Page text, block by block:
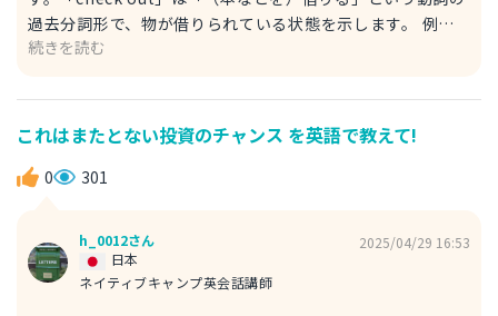
過去分詞形で、物が借りられている状態を示します。 例文
Excuse me, is this book available? - I'm sorry, it's
か？ - 申し訳ありません、現在貸し出し中です。 ・
available: 利用可能な（形容詞） ・currently: 現在（副
詞） 2. On loan 貸し出し中 図書館や博物館などで広く使わ
れる、ややフォーマルな表現です。「loan」は「貸し出
and will return next month. この展示品は貸し出し中で、
来月戻ります。 ・exhibition item: 展示品（名詞） 3.
続きを読む
これはまたとない投資のチャンス を英語で教えて!
0 301
h_0012さん
ネイティブキャンプ英会話講師
日本
2025/04/29 16:53